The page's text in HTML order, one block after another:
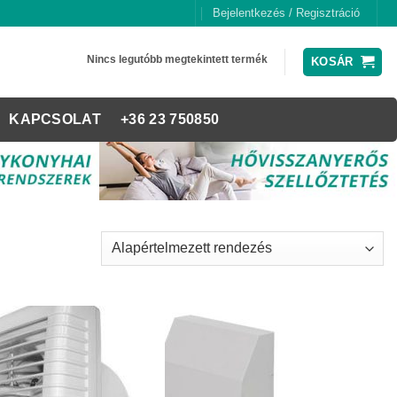
Bejelentkezés / Regisztráció
Nincs legutóbb megtekintett termék KOSÁR
KAPCSOLAT +36 23 750850